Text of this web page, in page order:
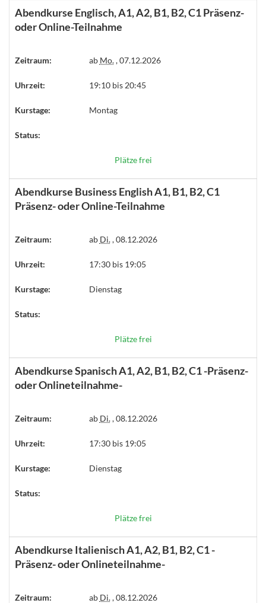
Abendkurse Englisch, A1, A2, B1, B2, C1 Präsenz-
oder Online-Teilnahme
Zeitraum: ab Mo., 07.12.2026
Uhrzeit: 19:10 bis 20:45
Kurstage: Montag
Status:
Plätze frei
Abendkurse Business English A1, B1, B2, C1
Präsenz- oder Online-Teilnahme
Zeitraum: ab Di., 08.12.2026
Uhrzeit: 17:30 bis 19:05
Kurstage: Dienstag
Status:
Plätze frei
Abendkurse Spanisch A1, A2, B1, B2, C1 -Präsenz-
oder Onlineteilnahme-
Zeitraum: ab Di., 08.12.2026
Uhrzeit: 17:30 bis 19:05
Kurstage: Dienstag
Status:
Plätze frei
Abendkurse Italienisch A1, A2, B1, B2, C1 -
Präsenz- oder Onlineteilnahme-
Zeitraum: ab Di., 08.12.2026